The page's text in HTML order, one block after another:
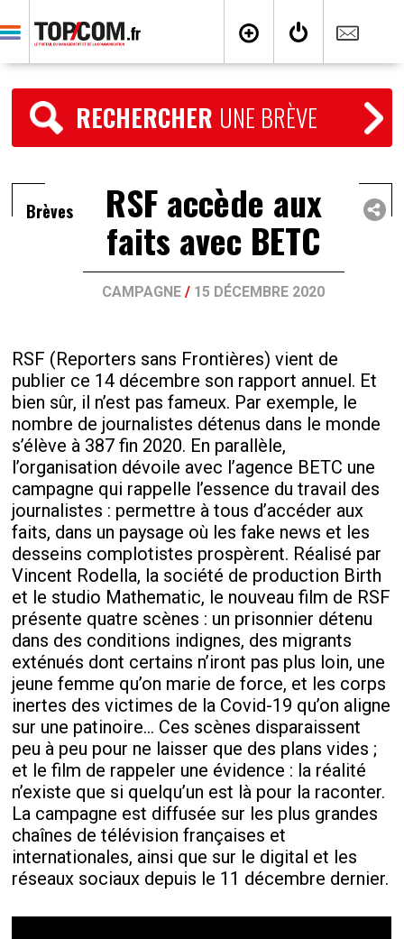
RECHERCHER UNE BRÈVE
Brèves RSF accède aux
faits avec BETC
CAMPAGNE / 15 DÉCEMBRE 2020
RSF (Reporters sans Frontières) vient de
publier ce 14 décembre son rapport annuel. Et
bien sûr, il n’est pas fameux. Par exemple, le
nombre de journalistes détenus dans le monde
s’élève à 387 fin 2020. En parallèle,
l’organisation dévoile avec l’agence BETC une
campagne qui rappelle l’essence du travail des
journalistes : permettre à tous d’accéder aux
faits, dans un paysage où les fake news et les
desseins complotistes prospèrent. Réalisé par
Vincent Rodella, la société de production Birth
et le studio Mathematic, le nouveau film de RSF
présente quatre scènes : un prisonnier détenu
dans des conditions indignes, des migrants
exténués dont certains n’iront pas plus loin, une
jeune femme qu’on marie de force, et les corps
inertes des victimes de la Covid-19 qu’on aligne
sur une patinoire… Ces scènes disparaissent
peu à peu pour ne laisser que des plans vides ;
et le film de rappeler une évidence : la réalité
n’existe que si quelqu’un est là pour la raconter.
La campagne est diffusée sur les plus grandes
chaînes de télévision françaises et
internationales, ainsi que sur le digital et les
réseaux sociaux depuis le 11 décembre dernier.